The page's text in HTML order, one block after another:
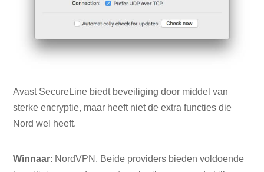
Avast SecureLine biedt beveiliging door middel van
sterke encryptie, maar heeft niet de extra functies die
Nord wel heeft.
Winnaar: NordVPN. Beide providers bieden voldoende